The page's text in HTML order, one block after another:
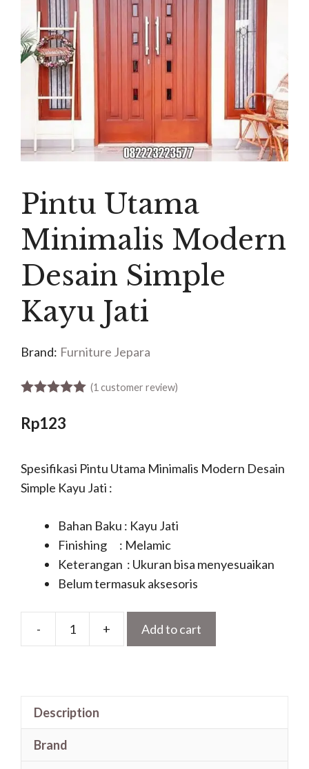
Pintu Utama
Minimalis Modern
Desain Simple
Kayu Jati
Brand: Furniture Jepara
(1 customer review)
Rp123
Spesifikasi Pintu Utama Minimalis Modern Desain
Simple Kayu Jati :
Bahan Baku : Kayu Jati
Finishing : Melamic
Keterangan : Ukuran bisa menyesuaikan
Belum termasuk aksesoris
-
Pintu
+ Add to cart
Description
Brand